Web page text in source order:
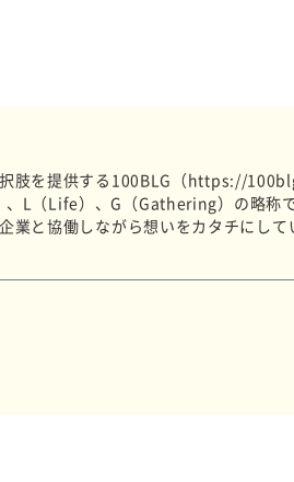
択肢を提供する100BLG（https://
L（Life）、G（Gathering）の略称
業と協働しながら想いをカタチにして